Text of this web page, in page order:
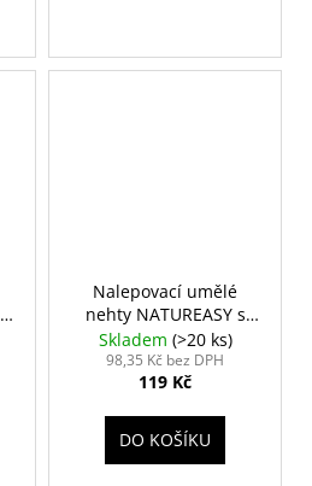
Nalepovací umělé
nehty NATUREASY s
lepidlem č. 02
Skladem (>20 ks)
98,35 Kč bez DPH
119 Kč
DO KOŠÍKU